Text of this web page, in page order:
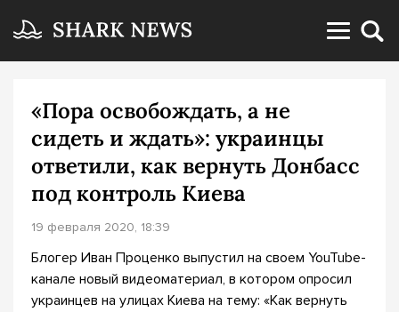
«Пора освобождать, а не
сидеть и ждать»: украинцы
ответили, как вернуть Донбасс
под контроль Киева
19 февраля 2020, 18:39
Блогер Иван Проценко выпустил на своем YouTube-
канале новый видеоматериал, в котором опросил
украинцев на улицах Киева на тему: «Как вернуть